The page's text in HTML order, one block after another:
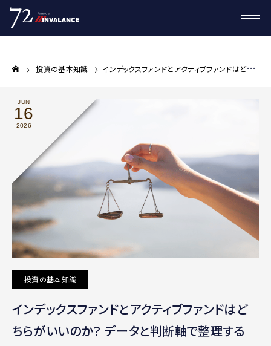
投資の基本知識 インデックスファンドとアクティブファンドはどちらがいいのか？ データと判断軸で整理する
JUN
16
2026
投資の基本知識
インデックスファンドとアクティブファンドはど
ちらがいいのか？ データと判断軸で整理する